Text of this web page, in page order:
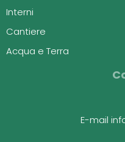
Interni
Cantiere
Acqua e Terra
E-mail